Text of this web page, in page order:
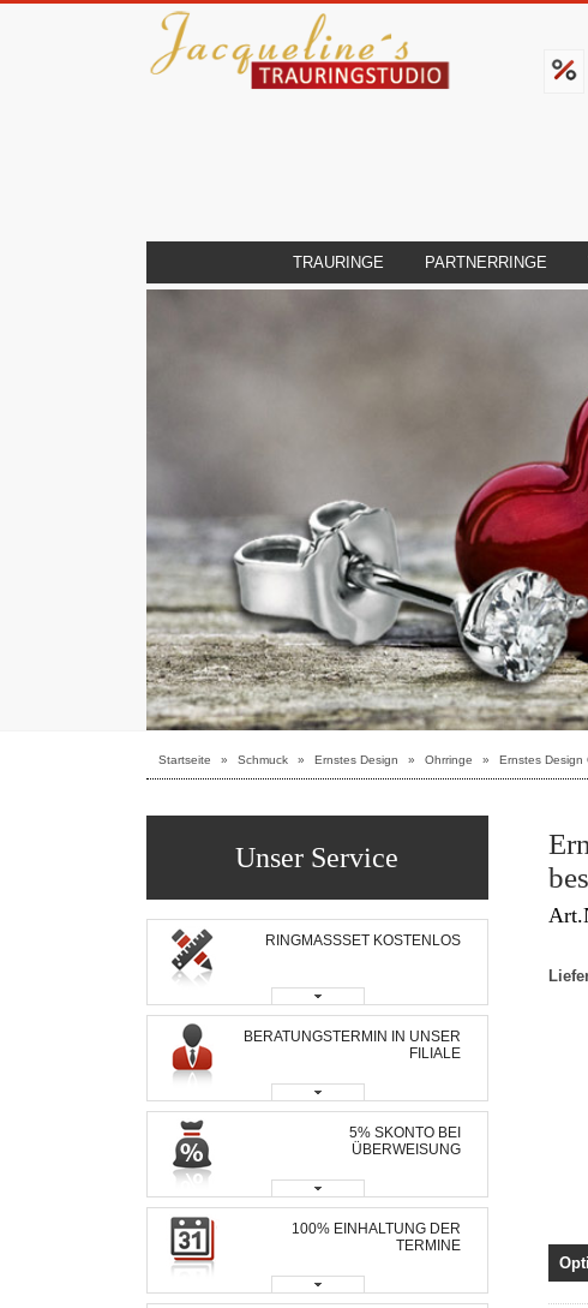
TRAURINGE PARTNERRINGE
Startseite » Schmuck » Ernstes Design » Ohrringe » Ernstes Design
Unser Service
RINGMASSSET KOSTENLOS
BERATUNGSTERMIN IN UNSER
FILIALE
5% SKONTO BEI
ÜBERWEISUNG
100% EINHALTUNG DER
TERMINE